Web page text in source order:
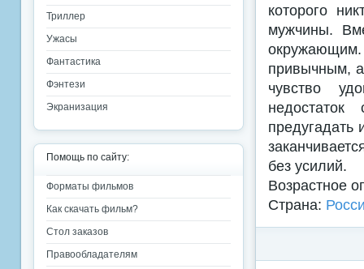
которого
мужчины.
привычным,
чувство
предугадать
без усилий.
Возрастное
Страна:
Триллер
Ужасы
Фантастика
Фэнтези
Экранизация
Помощь по сайту:
Форматы фильмов
Как скачать фильм?
Стол заказов
Правообладателям